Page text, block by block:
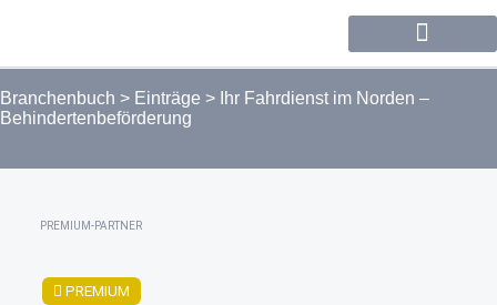
Branchenbuch > Einträge > Ihr Fahrdienst im Norden –
Behindertenbeförderung
PREMIUM-PARTNER
PREMIUM